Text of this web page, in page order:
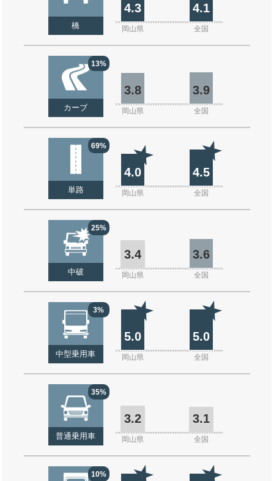
橋
4.3 4.1
岡山県 全国
13%
カーブ
3.8 3.9
岡山県 全国
69%
単路
4.0 4.5
岡山県 全国
25%
中破
3.4 3.6
岡山県 全国
3%
中型乗用車
5.0 5.0
岡山県 全国
35%
普通乗用車
3.2 3.1
岡山県 全国
10%